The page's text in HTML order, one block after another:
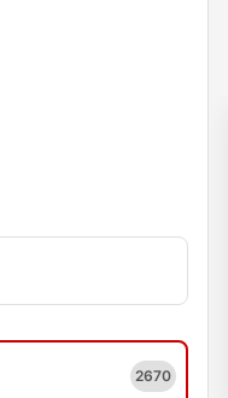
2670